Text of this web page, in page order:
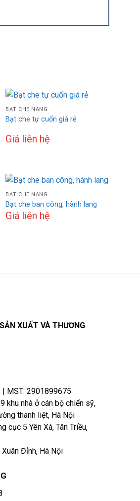
BẠT CHE NẮNG
Bạt che tự cuốn giá rẻ
Giá liên hệ
BẠT CHE NẮNG
Bạt che ban công, hành lang
Giá liên hệ
XUẤT VÀ THƯƠNG
MST: 2901899675
khu nhà ở cán bộ chiến sỹ,
thanh liệt, Hà Nội
cục 5 Yên Xá, Tân Triều,
Đỉnh, Hà Nội